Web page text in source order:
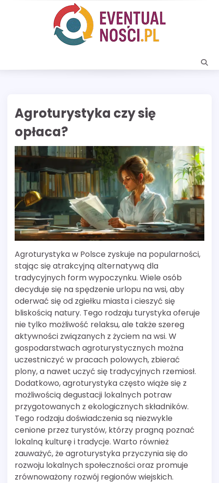
Agroturystyka czy się
opłaca?
Agroturystyka w Polsce zyskuje na popularności,
stając się atrakcyjną alternatywą dla
tradycyjnych form wypoczynku. Wiele osób
decyduje się na spędzenie urlopu na wsi, aby
oderwać się od zgiełku miasta i cieszyć się
bliskością natury. Tego rodzaju turystyka oferuje
nie tylko możliwość relaksu, ale także szereg
aktywności związanych z życiem na wsi. W
gospodarstwach agroturystycznych można
uczestniczyć w pracach polowych, zbierać
plony, a nawet uczyć się tradycyjnych rzemiosł.
Dodatkowo, agroturystyka często wiąże się z
możliwością degustacji lokalnych potraw
przygotowanych z ekologicznych składników.
Tego rodzaju doświadczenia są niezwykle
cenione przez turystów, którzy pragną poznać
lokalną kulturę i tradycje. Warto również
zauważyć, że agroturystyka przyczynia się do
rozwoju lokalnych społeczności oraz promuje
zrównoważony rozwój regionów wiejskich.